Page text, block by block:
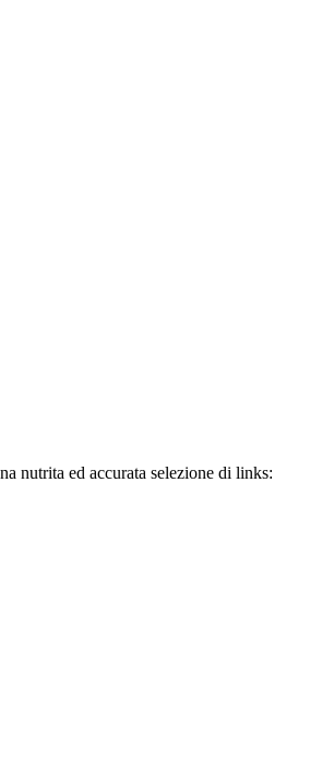
nutrita ed accurata selezione di links: